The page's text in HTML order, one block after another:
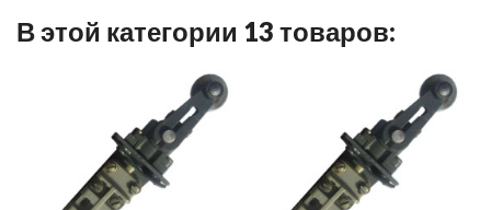
В этой категории 13 товаров: